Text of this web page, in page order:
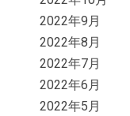
2022年9月
2022年8月
2022年7月
2022年6月
2022年5月